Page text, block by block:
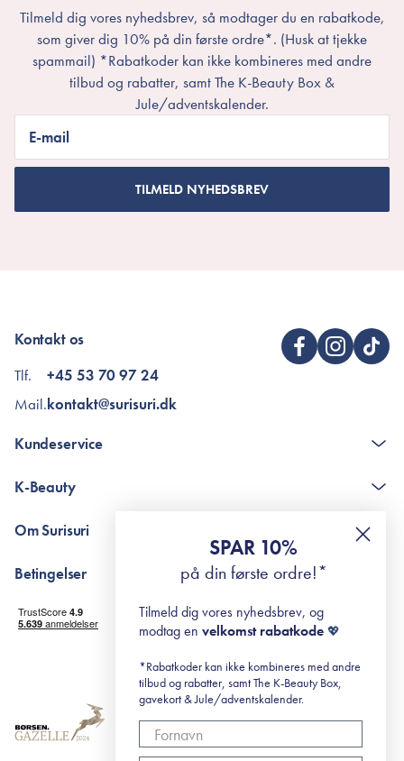
Tilmeld dig vores nyhedsbrev, så modtager du en rabatkode,
som giver dig 10% på din første ordre*. (Husk at tjekke
spammail) *Rabatkoder kan ikke kombineres med andre
tilbud og rabatter, samt The K-Beauty Box &
Jule/adventskalender.
E-mail
TILMELD NYHEDSBREV
Kontakt os
Tlf.
Mail.
+45 53 70 97 24
kontakt@surisuri.dk
Kundeservice
The K-Beauty Box - spørgsmål og svar
RE-ZIP
K-Beauty
Retinol for begyndere
surisuri's mini guide til rosacea
Om Surisuri
Black Friday
Betingelser
Levering og returnering
Handelsbetingelser
Abonnementsbetingelser
SPAR 10%
på din første ordre!*
Tilmeld dig vores nyhedsbrev, og
modtag en velkomst rabatkode 💖
*Rabatkoder kan ikke kombineres med andre
tilbud og rabatter, samt The K-Beauty Box,
gavekort & Jule/adventskalender.